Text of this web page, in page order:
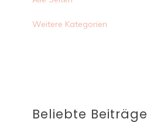
Weitere Kategorien
Beliebte Beiträge